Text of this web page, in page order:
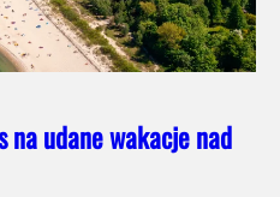
na udane wakacje nad